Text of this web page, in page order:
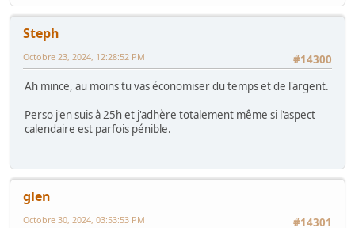
Steph
#14300
Octobre 23, 2024, 12:28:52 PM
Ah mince, au moins tu vas économiser du temps et de l'argent.
Perso j'en suis à 25h et j'adhère totalement même si l'aspect
calendaire est parfois pénible.
glen
#14301
Octobre 30, 2024, 03:53:53 PM